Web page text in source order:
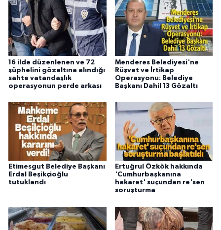
16 ilde düzenlenen ve 72
şüphelini gözaltına alındığı
sahte vatandaşlık
operasyonun perde arkası
Menderes Belediyesi'ne
Rüşvet ve İrtikap
Operasyonu: Belediye
Başkanı Dahil 13 Gözaltı
Etimesgut Belediye Başkanı
Erdal Beşikçioğlu
tutuklandı
Ertuğrul Özkök hakkında
'Cumhurbaşkanına
hakaret' suçundan re'sen
soruşturma